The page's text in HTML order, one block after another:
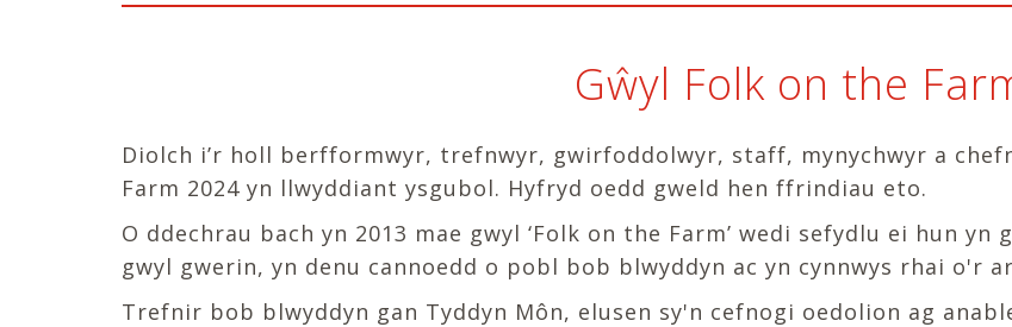
Gŵyl Folk on the
Diolch i’r holl berfformwyr, trefnwyr, gwirfoddolwyr, staff, mynychwyr a
Farm 2024 yn llwyddiant ysgubol. Hyfryd oedd gweld hen ffrindiau eto.
O ddechrau bach yn 2013 mae gwyl ‘Folk on the Farm’ wedi sefydlu ei hun
gwyl gwerin, yn denu cannoedd o pobl bob blwyddyn ac yn cynnwys rhai o'r
Trefnir bob blwyddyn gan Tyddyn Môn, elusen sy'n cefnogi oedolion ag